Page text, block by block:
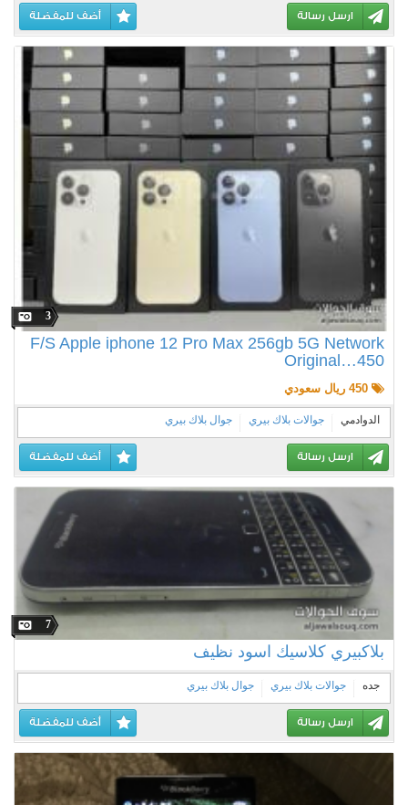
ارسل رسالة أضف للمفضلة
3
F/S Apple iphone 12 Pro Max 256gb 5G Network
Original…450
الدوادمي جوالات بلاك بيري جوال بلاك بيري
ارسل رسالة أضف للمفضلة
7
بلاكبيري كلاسيك اسود نظيف
جده جوالات بلاك بيري جوال بلاك بيري
ارسل رسالة أضف للمفضلة